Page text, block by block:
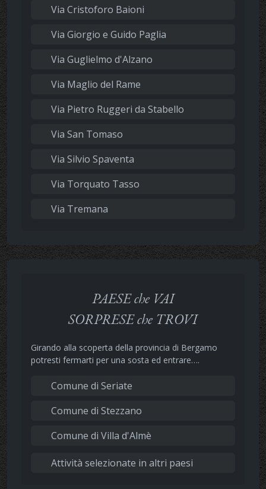
Via Cristoforo Baioni
Via Giorgio e Guido Paglia
Via Guglielmo d'Alzano
Via Maglio del Rame
Via Pietro Ruggeri da Stabello
Via San Tomaso
Via Silvio Spaventa
Via Torquato Tasso
Via Tremana
PAESE che VAI
SORPRESE che TROVI
Girando alla scoperta della provincia di Bergamo
potresti fermarti per una sosta ed entrare….
Comune di Seriate
Comune di Stezzano
Comune di Villa d'Almè
Attività selezionate in altri paesi